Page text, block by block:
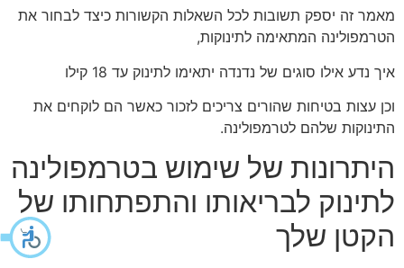
מאמר זה יספק תשובות לכל השאלות הקשורות כיצד לבחור את
הטרמפולינה המתאימה לתינוקות,
איך נדע אילו סוגים של נדנדה יתאימו לתינוק עד 18 קילו
וכן עצות בטיחות שהורים צריכים לזכור כאשר הם לוקחים את
התינוקות שלהם לטרמפולינה.
היתרונות של שימוש בטרמפולינה
לתינוק לבריאותו והתפתחותו של
הקטן שלך